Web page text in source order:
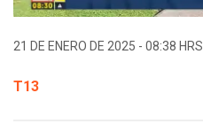
21 DE ENERO DE 2025 - 08:38 HRS.
T13